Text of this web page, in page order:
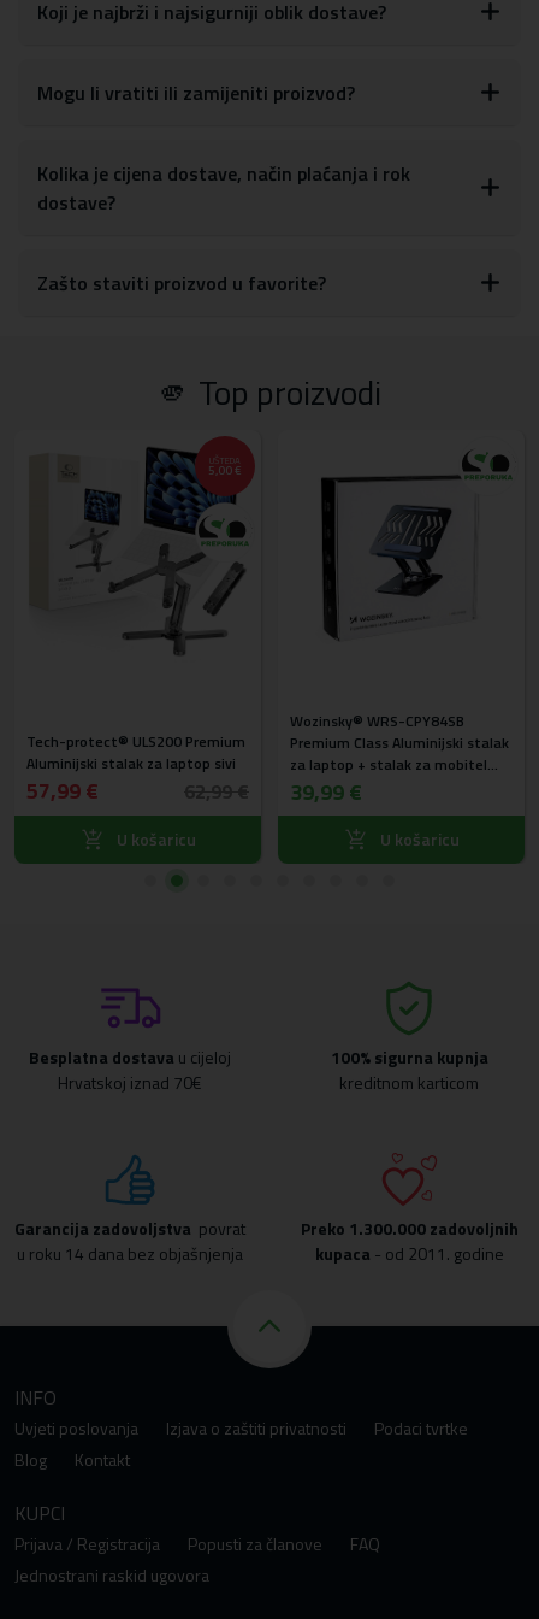
glasnoće, tipki za uključivanje/isključivanje, kao i postavkama za
otisaka prstiju, prašine ili drugih mrlja
Koji je najbrži i najsigurniji oblik dostave?
Mogu li vratiti ili zamijeniti proizvod?
Kolika je cijena dostave, način plaćanja i rok
dostave?
Zašto staviti proizvod u favorite?
🫵 Top proizvodi
UŠTEDA
5,00 €
Tech-protect® ULS200 Premium
Aluminijski stalak za laptop sivi
57,99 €
U košaricu
Wozinsky® WRS-CPY84SB
Premium Class Aluminijski stalak
za laptop + stalak za mobitel
gratis (crni)
39,99 €
U košaricu
Besplatna dostava u cijeloj
Hrvatskoj iznad 70€
100% sigurna kupnja
kreditnom karticom
Garancija zadovoljstva povrat
u roku 14 dana bez objašnjenja
Preko 1.300.000 zadovoljnih
kupaca - od 2011. godine
INFO
Uvjeti poslovanja Izjava o zaštiti privatnosti
Podaci tvrtke
Blog
Kontakt
KUPCI
Prijava / Registracija Popusti za članove
FAQ
Jednostrani raskid ugovora